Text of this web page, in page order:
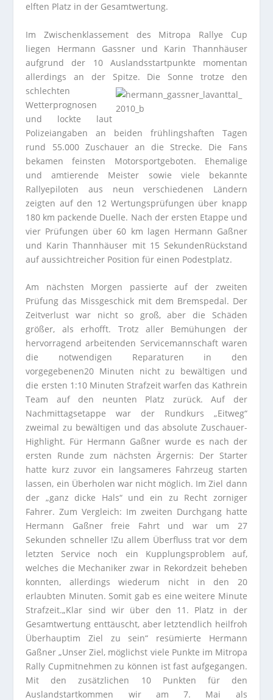
elften Platz in der Gesamtwertung.
Im Zwischenklassement des Mitropa Rallye Cup
liegen Hermann Gassner und Karin Thannhäuser
aufgrund der 10 Auslandsstartpunkte momentan
allerdings an der Spitze. Die Sonne trotze den
schlechten
Wetterprognosen
und lockte laut
Polizeiangaben an beiden frühlingshaften Tagen
rund 55.000 Zuschauer an die Strecke. Die Fans
bekamen feinsten Motorsportgeboten. Ehemalige
und amtierende Meister sowie viele bekannte
Rallyepiloten aus neun verschiedenen Ländern
zeigten auf den 12 Wertungsprüfungen über knapp
180 km packende Duelle. Nach der ersten Etappe und
vier Prüfungen über 60 km lagen Hermann Gaßner
und Karin Thannhäuser mit 15 SekundenRückstand
auf aussichtreicher Position für einen Podestplatz.
Am nächsten Morgen passierte auf der zweiten
Prüfung das Missgeschick mit dem Bremspedal. Der
Zeitverlust war nicht so groß, aber die Schäden
größer, als erhofft. Trotz aller Bemühungen der
hervorragend arbeitenden Servicemannschaft waren
die notwendigen Reparaturen in den
vorgegebenen20 Minuten nicht zu bewältigen und
die ersten 1:10 Minuten Strafzeit warfen das Kathrein
Team auf den neunten Platz zurück. Auf der
Nachmittagsetappe war der Rundkurs „Eitweg“
zweimal zu bewältigen und das absolute Zuschauer-
Highlight. Für Hermann Gaßner wurde es nach der
ersten Runde zum nächsten Ärgernis: Der Starter
hatte kurz zuvor ein langsameres Fahrzeug starten
lassen, ein Überholen war nicht möglich. Im Ziel dann
der „ganz dicke Hals“ und ein zu Recht zorniger
Fahrer. Zum Vergleich: Im zweiten Durchgang hatte
Hermann Gaßner freie Fahrt und war um 27
Sekunden schneller !Zu allem Überfluss trat vor dem
letzten Service noch ein Kupplungsproblem auf,
welches die Mechaniker zwar in Rekordzeit beheben
konnten, allerdings wiederum nicht in den 20
erlaubten Minuten. Somit gab es eine weitere Minute
Strafzeit.„Klar sind wir über den 11. Platz in der
Gesamtwertung enttäuscht, aber letztendlich heilfroh
Überhauptim Ziel zu sein“ resümierte Hermann
Gaßner „Unser Ziel, möglichst viele Punkte im Mitropa
Rally Cupmitnehmen zu können ist fast aufgegangen.
Mit den zusätzlichen 10 Punkten für den
Auslandstartkommen wir am 7. Mai als